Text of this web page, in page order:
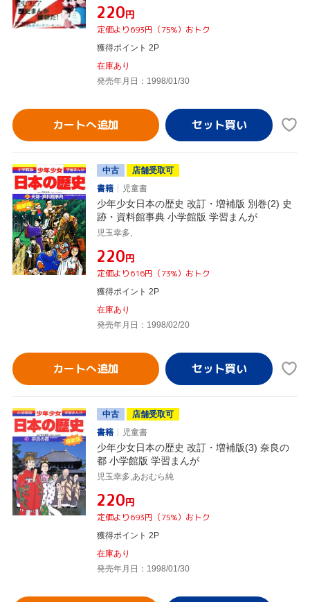
¥220円
定価より693円（75%）おトク
獲得ポイント 2P
在庫あり
発売年月日：1998/01/30
カートへ追加
中古
店舗受取可
書籍
児童書
少年少女日本の歴史 改訂・増補版 別巻(2) 史
跡・資料館事典 小学館版 学習まんが
児玉幸多,
¥220円
定価より616円（73%）おトク
獲得ポイント 2P
在庫あり
発売年月日：1998/02/20
カートへ追加
中古
店舗受取可
書籍
児童書
少年少女日本の歴史 改訂・増補版(3) 奈良の
都 小学館版 学習まんが
児玉幸多,あおむら純
¥220円
定価より693円（75%）おトク
獲得ポイント 2P
在庫あり
発売年月日：1998/01/30